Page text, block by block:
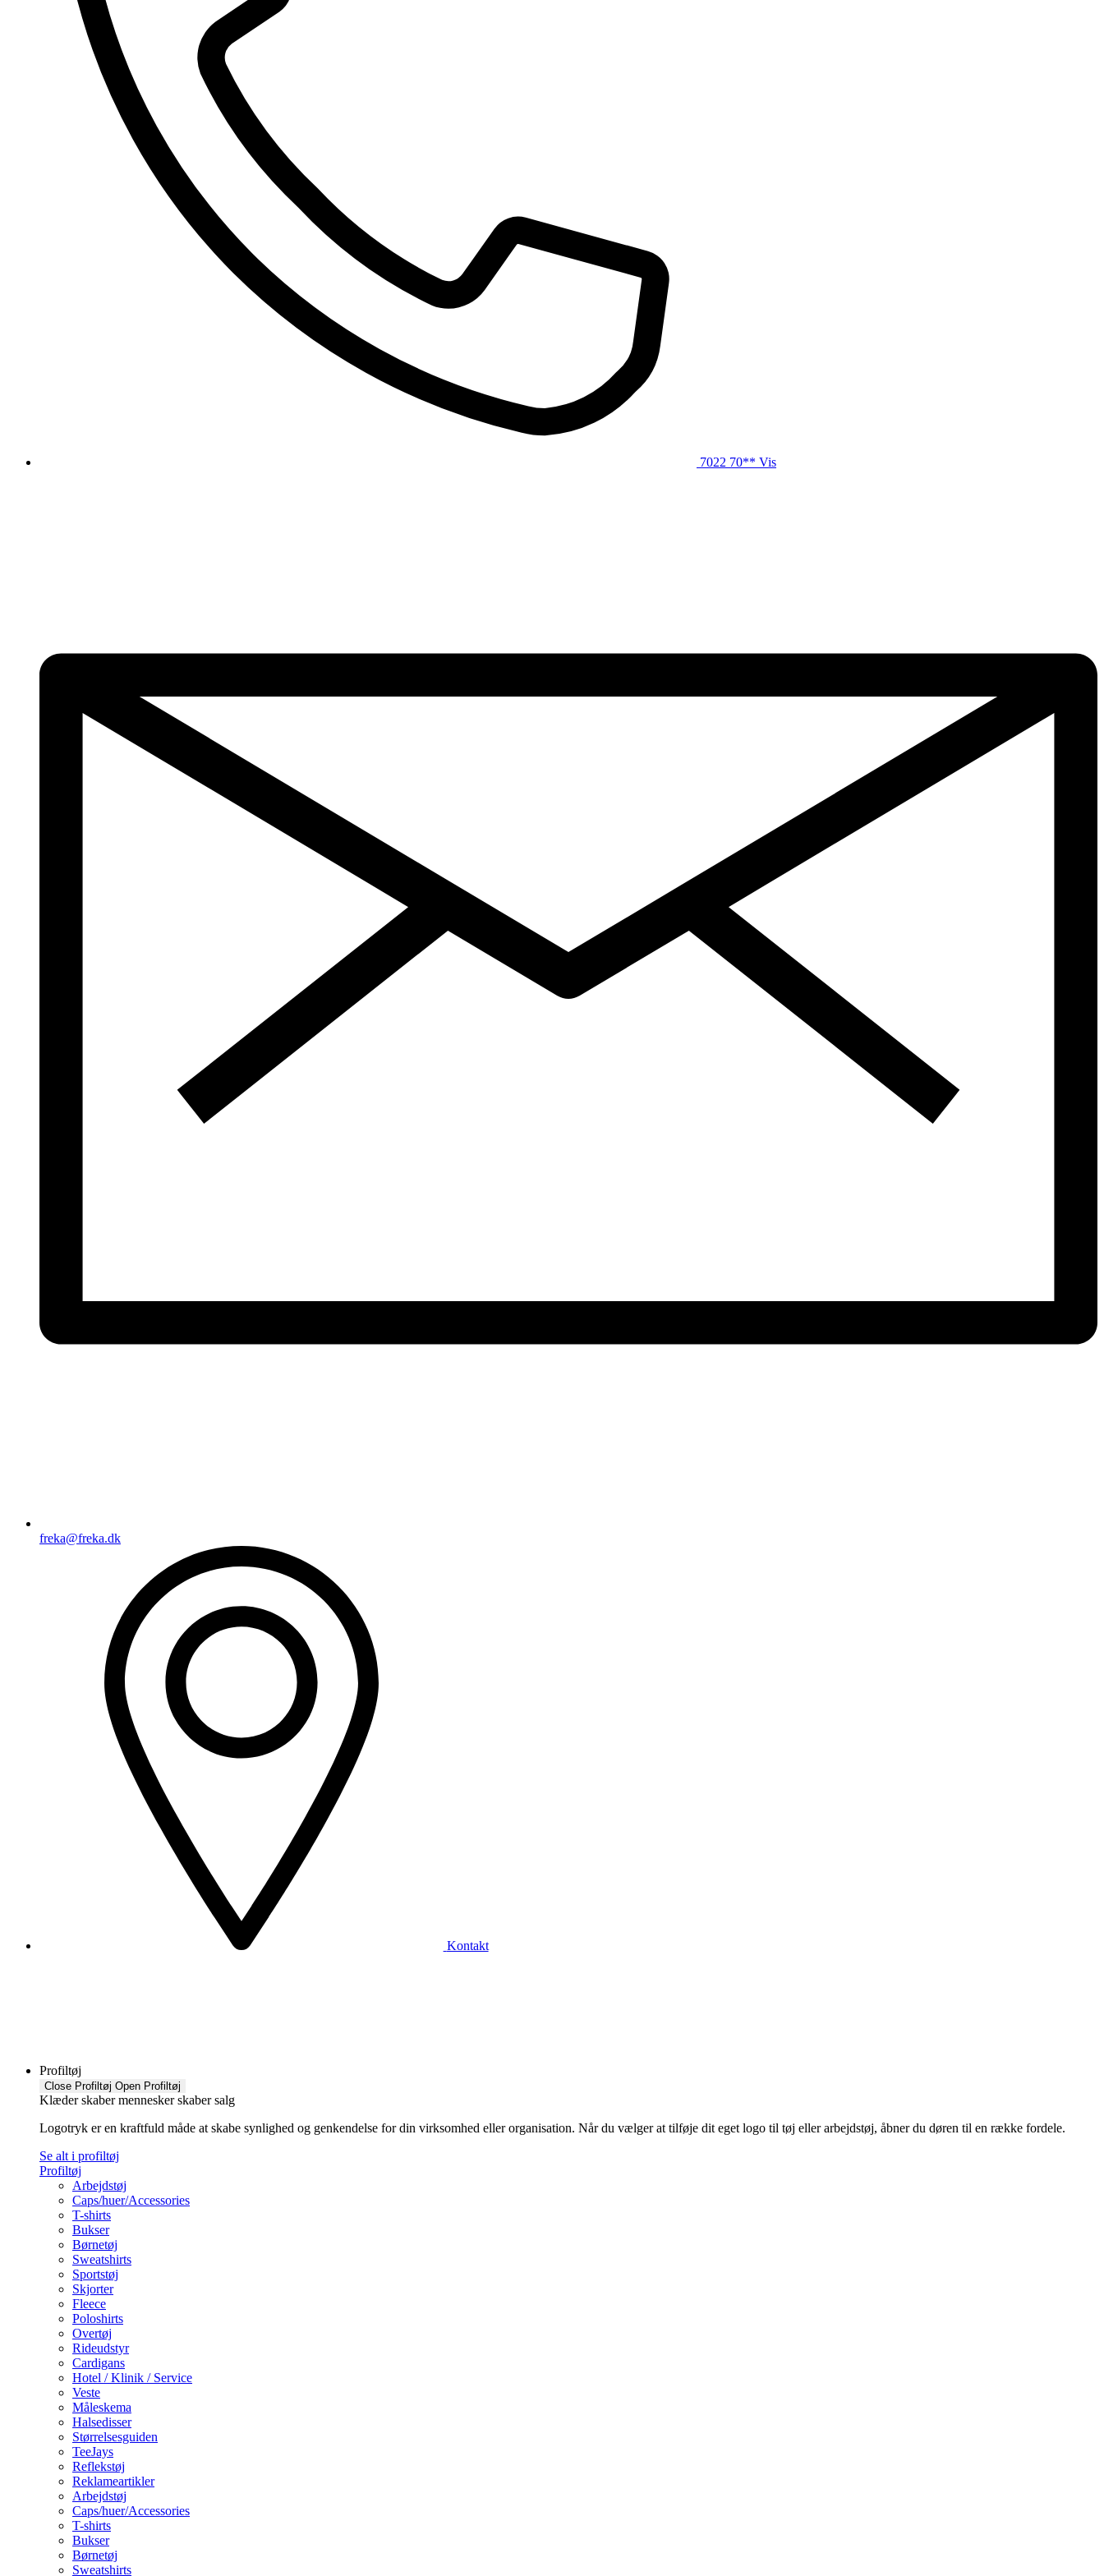
7022 70** Vis
freka@freka.dk
Kontakt
Profiltøj
Close Profiltøj Open Profiltøj
Klæder skaber mennesker skaber salg
Logotryk er en kraftfuld måde at skabe synlighed og genkendelse for din virksomhed eller organisation. Når du vælger at tilføje dit eget logo til tøj eller arbejdstøj, åbner du døren til en række fordele.
Se alt i profiltøj
Profiltøj
Arbejdstøj
Caps/huer/Accessories
T-shirts
Bukser
Børnetøj
Sweatshirts
Sportstøj
Skjorter
Fleece
Poloshirts
Overtøj
Rideudstyr
Cardigans
Hotel / Klinik / Service
Veste
Måleskema
Halsedisser
Størrelsesguiden
TeeJays
Reflekstøj
Reklameartikler
Arbejdstøj
Caps/huer/Accessories
T-shirts
Bukser
Børnetøj
Sweatshirts